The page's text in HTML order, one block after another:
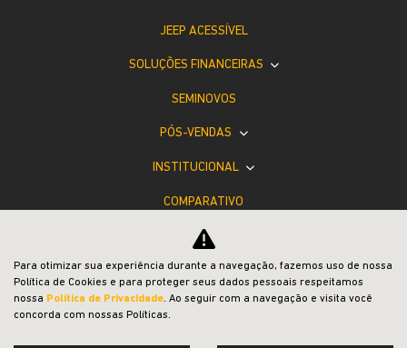
JEEP ACESSÍVEL
SOLUÇÕES FINANCEIRAS
SEMINOVOS
PÓS-VENDAS
INSTITUCIONAL
COMPARATIVO
Desacelere. Seu bem maior é a vida.
Para otimizar sua experiência durante a navegação, fazemos uso de nossa
Política de Cookies e para proteger seus dados pessoais respeitamos
nossa Política de Privacidade. Ao seguir com a navegação e visita você
concorda com nossas Políticas.